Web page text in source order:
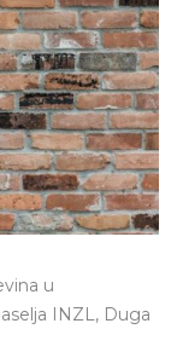
u
INZL, Duga